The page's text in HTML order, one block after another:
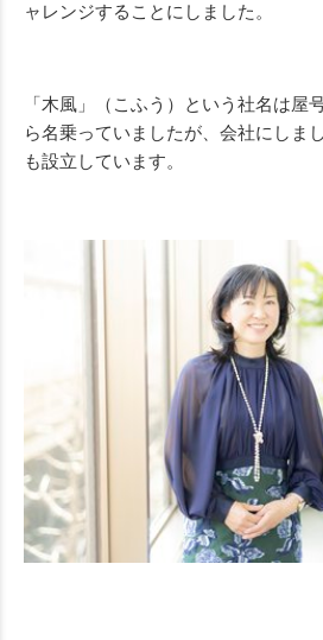
ャレンジすることにしました。
「木風」（こふう）という社名は屋
ら名乗っていましたが、会社にしま
も設立しています。